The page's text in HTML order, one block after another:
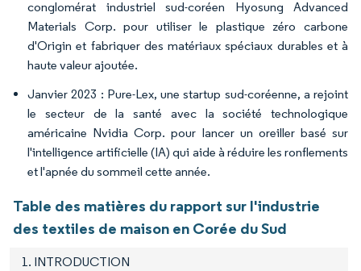
conglomérat industriel sud-coréen Hyosung Advanced
Materials Corp. pour utiliser le plastique zéro carbone
d'Origin et fabriquer des matériaux spéciaux durables et à
haute valeur ajoutée.
Janvier 2023 : Pure-Lex, une startup sud-coréenne, a rejoint
le secteur de la santé avec la société technologique
américaine Nvidia Corp. pour lancer un oreiller basé sur
l'intelligence artificielle (IA) qui aide à réduire les ronflements
et l'apnée du sommeil cette année.
Table des matières du rapport sur l'industrie
des textiles de maison en Corée du Sud
1. INTRODUCTION